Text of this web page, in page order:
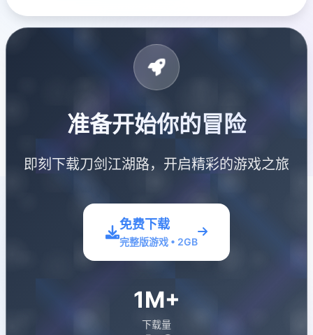
准备开始你的冒险
即刻下载刀剑江湖路，开启精彩的游戏之旅
免费下载
完整版游戏 • 2GB
1M+
下载量